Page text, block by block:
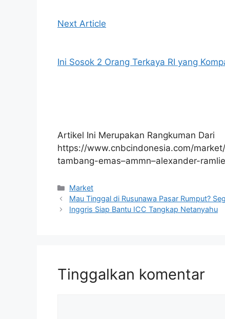
Next Article
Ini Sosok 2 Orang Terkaya RI yang
Artikel Ini Merupakan Rangkuman Dari
https://www.cnbcindonesia.com/
tambang-emas–ammn–alexander-
Kategori
Market
Mau Tinggal di Rusunawa Pasar Rumput?
Inggris Siap Bantu ICC Tangkap Netanyahu
Tinggalkan komentar